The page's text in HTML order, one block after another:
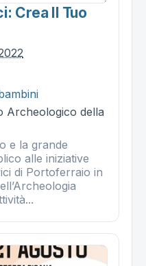
Crea Il Tuo
Archeologico della
e la grande
alle iniziative
di Portoferraio in